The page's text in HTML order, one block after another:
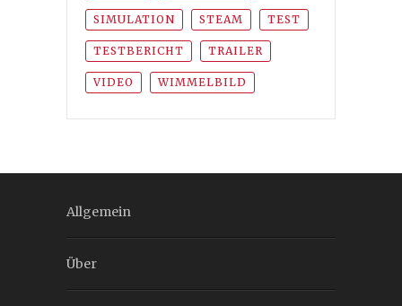
SIMULATION STEAM TEST
TESTBERICHT TRAILER
VIDEO WIMMELBILD
Allgemein
Über